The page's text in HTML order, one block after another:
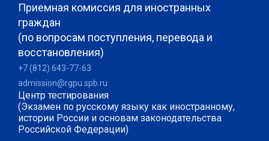
Приемная комиссия для иностранных
граждан
(по вопросам поступления, перевода и
восстановления)
+7 (812) 643-77-63
admission@rgpu.spb.ru
Центр тестирования
(Экзамен по русскому языку как иностранному,
истории России и основам законодательства
Российской Федерации)